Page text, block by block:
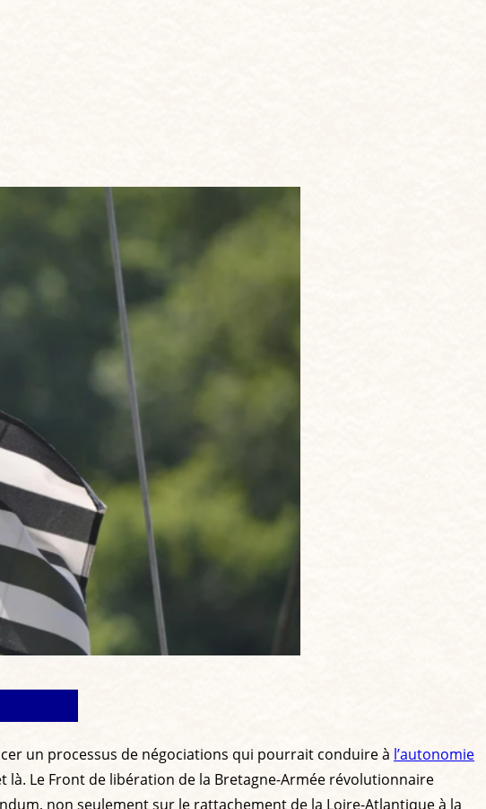
un processus de négociations qui pourrait conduire à l’autonomie
là. Le Front de libération de la Bretagne-Armée révolutionnaire
non seulement sur le rattachement de la Loire-Atlantique à la